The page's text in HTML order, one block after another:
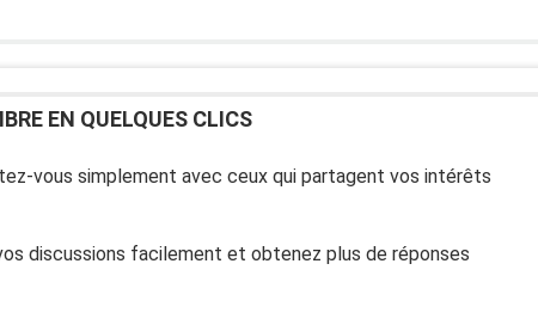
EN QUELQUES CLICS
vous simplement avec ceux qui partagent vos intérêts
discussions facilement et obtenez plus de réponses